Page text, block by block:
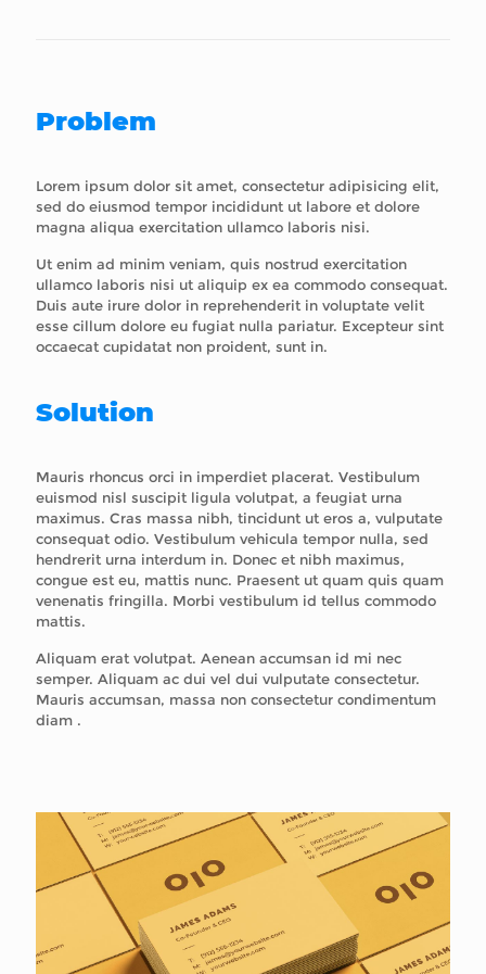
Problem
Lorem ipsum dolor sit amet, consectetur adipisicing elit,
sed do eiusmod tempor incididunt ut labore et dolore
magna aliqua exercitation ullamco laboris nisi.
Ut enim ad minim veniam, quis nostrud exercitation
ullamco laboris nisi ut aliquip ex ea commodo consequat.
Duis aute irure dolor in reprehenderit in voluptate velit
esse cillum dolore eu fugiat nulla pariatur. Excepteur sint
occaecat cupidatat non proident, sunt in.
Solution
Mauris rhoncus orci in imperdiet placerat. Vestibulum
euismod nisl suscipit ligula volutpat, a feugiat urna
maximus. Cras massa nibh, tincidunt ut eros a, vulputate
consequat odio. Vestibulum vehicula tempor nulla, sed
hendrerit urna interdum in. Donec et nibh maximus,
congue est eu, mattis nunc. Praesent ut quam quis quam
venenatis fringilla. Morbi vestibulum id tellus commodo
mattis.
Aliquam erat volutpat. Aenean accumsan id mi nec
semper. Aliquam ac dui vel dui vulputate consectetur.
Mauris accumsan, massa non consectetur condimentum
diam .